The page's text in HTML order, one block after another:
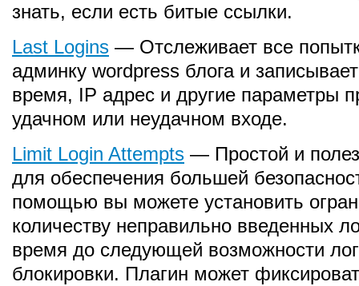
знать, если есть битые ссылки.
Last Logins — Отслеживает все
админку wordpress блога и
время, IP адрес и другие параметры
удачном или неудачном входе.
Limit Login Attempts — Простой и
для обеспечения большей
помощью вы можете установить
количеству неправильно введенных
время до следующей возможности
блокировки. Плагин может